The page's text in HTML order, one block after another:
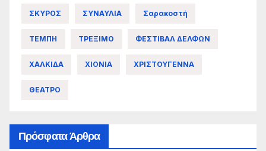
ΣΚΥΡΟΣ ΣΥΝΑΥΛΙΑ Σαρακοστή
ΤΕΜΠΗ ΤΡΕΞΙΜΟ ΦΕΣΤΙΒΑΛ ΔΕΛΦΩΝ
ΧΑΛΚΙΔΑ ΧΙΟΝΙΑ ΧΡΙΣΤΟΥΓΕΝΝΑ
ΘΕΑΤΡΟ
Πρόσφατα Άρθρα